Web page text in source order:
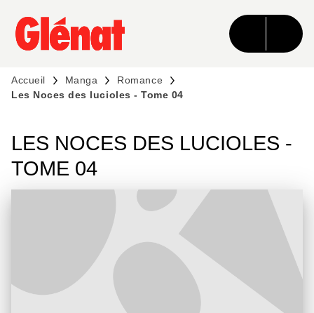
MENU RECHERCHE CONTENU
PIED DE PAGE
Accueil Manga
Romance
Les Noces des lucioles - Tome 04
LES NOCES DES LUCIOLES -
TOME 04